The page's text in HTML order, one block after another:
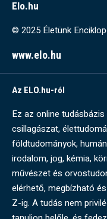
Elo.hu
© 2025 Életünk
www.elo.hu
Az ELO.hu-ról
Ez az online
csillagászat,
földtudományok,
irodalom, jog, kémia,
művészet és
elérhető, megbízható
Z-ig. A tudás nem